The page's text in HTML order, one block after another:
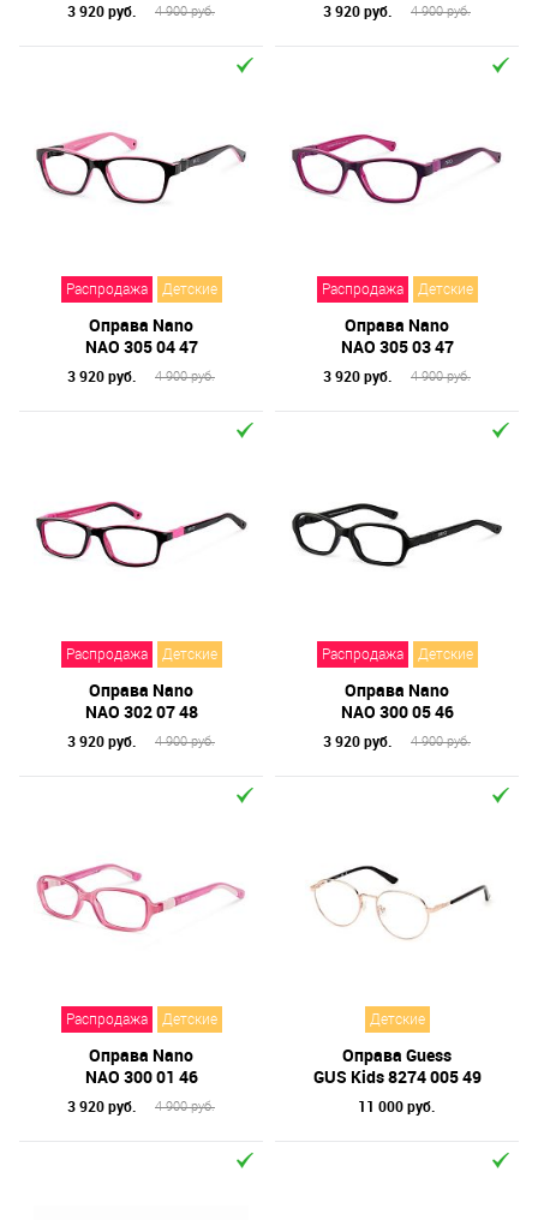
3 920 руб. 4 900 руб. 3 920 руб. 4 900 руб.
Распродажа Детские
Оправа Nano
NAO 305 04 47
3 920 руб. 4 900 руб.
Распродажа Детские
Оправа Nano
NAO 305 03 47
3 920 руб. 4 900 руб.
Распродажа Детские
Оправа Nano
NAO 302 07 48
3 920 руб. 4 900 руб.
Распродажа Детские
Оправа Nano
NAO 300 05 46
3 920 руб. 4 900 руб.
Распродажа Детские
Оправа Nano
NAO 300 01 46
3 920 руб. 4 900 руб.
Детские
Оправа Guess
GUS Kids 8274 005 49
11 000 руб.